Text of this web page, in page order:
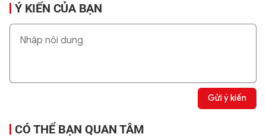
Ý KIẾN CỦA BẠN
Gửi ý kiến
CÓ THỂ BẠN QUAN TÂM